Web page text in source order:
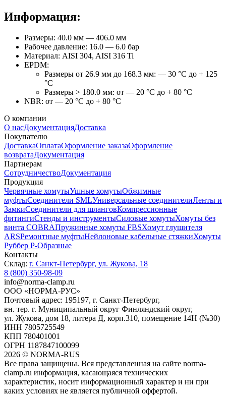
Информация:
Размеры: 40.0 мм — 406.0 мм
Рабочее давление: 16.0 — 6.0 бар
Материал: AISI 304, AISI 316 Ti
EPDM:
Размеры от 26.9 мм до 168.3 мм: — 30 °C до + 125
°C
Размеры > 180.0 мм: от — 20 °C до + 80 °C
NBR: от — 20 °C до + 80 °C
О компании
О насДокументацияДоставка
Покупателю
ДоставкаОплатаОформление заказаОформление
возвратаДокументация
Партнерам
СотрудничествоДокументация
Продукция
Червячные хомутыУшные хомутыОбжимные
муфтыСоединители SMLУниверсальные соединителиЛенты и
ЗамкиСоединители для шланговКомпрессионные
фитингиСтенды и инструментыСиловые хомутыХомуты без
винта COBRAПружинные хомуты FBSХомут глушителя
ARSРемонтные муфтыНейлоновые кабельные стяжкиХомуты
Руббер Р-Образные
Контакты
Склад: г. Санкт-Петербург, ул. Жукова, 18
8 (800) 350-98-09
info@norma-clamp.ru
ООО «НОРМА-РУС»
Почтовый адрес: 195197, г. Санкт-Петербург,
вн. тер. г. Муниципальный округ Финляндский округ,
ул. Жукова, дом 18, литера Д, корп.310, помещение 14Н (№30)
ИНН 7805725549
КПП 780401001
ОГРН 1187847100099
2026 © NORMA-RUS
Все права защищены. Вся представленная на сайте norma-
clamp.ru информация, касающаяся технических
характеристик, носит информационный характер и ни при
каких условиях не является публичной оффертой.‍